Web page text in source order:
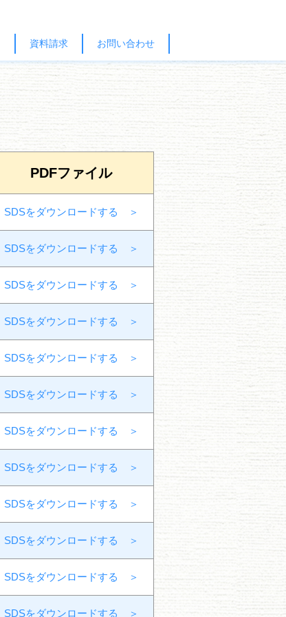
資料請求 お問い合わせ
PDFファイル
SDSをダウンロードする ＞
SDSをダウンロードする ＞
SDSをダウンロードする ＞
SDSをダウンロードする ＞
SDSをダウンロードする ＞
SDSをダウンロードする ＞
SDSをダウンロードする ＞
SDSをダウンロードする ＞
SDSをダウンロードする ＞
SDSをダウンロードする ＞
SDSをダウンロードする ＞
SDSをダウンロードする ＞